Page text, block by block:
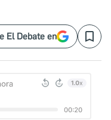
El Debate en Save